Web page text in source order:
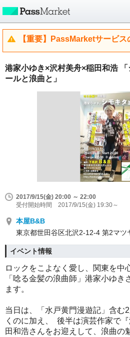
【重要】PassMarketサービス
港家小ゆき×沢村美舟×稲田和浩
ールと浪曲と」
2017/9/15(金) 20:00 ～ 22:00
受付開始時間 2017/9/15(金) 19:30～
本屋B&B
東京都世田谷区北沢2-12-4 第2マツ
イベント情報
ロックをこよなく愛し、関東を中
「唸る金髪の浪曲師」港家小ゆ
ます。
当日は、「水戸黄門漫遊記」含む
くのに加え、 後半は演芸作家で
田和浩さんをお迎えして、浪曲の